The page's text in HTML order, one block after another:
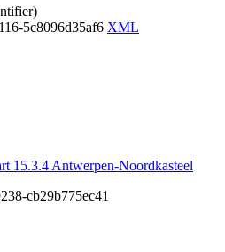
5c8096d35af6 XML
15.3.4 Antwerpen-Noordkasteel
cb29b775ec41